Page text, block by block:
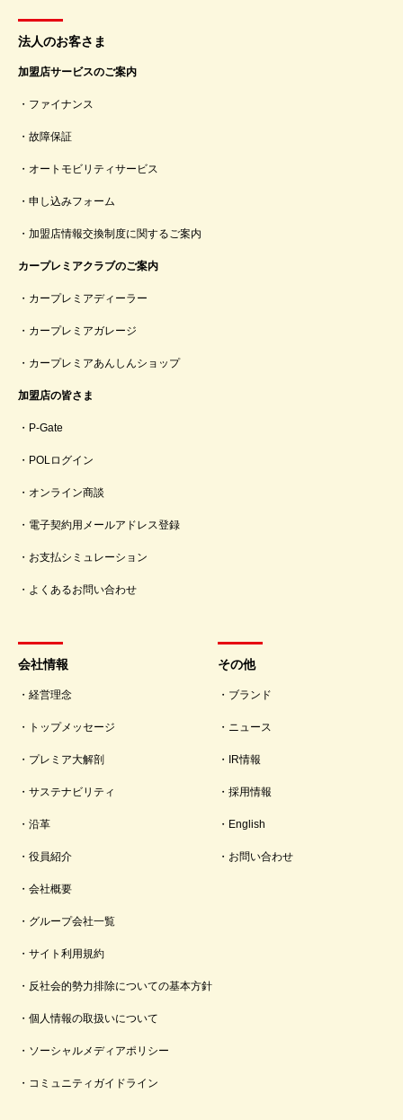
法人のお客さま
加盟店サービスのご案内
ファイナンス
故障保証
オートモビリティサービス
申し込みフォーム
加盟店情報交換制度に関するご案内
カープレミアクラブのご案内
カープレミアディーラー
カープレミアガレージ
カープレミアあんしんショップ
加盟店の皆さま
P-Gate
POLログイン
オンライン商談
電子契約用メールアドレス登録
お支払シミュレーション
よくあるお問い合わせ
会社情報
経営理念
トップメッセージ
プレミア大解剖
サステナビリティ
沿革
役員紹介
会社概要
グループ会社一覧
サイト利用規約
反社会的勢力排除についての基本方針
個人情報の取扱いについて
ソーシャルメディアポリシー
コミュニティガイドライン
その他
ブランド
ニュース
IR情報
採用情報
English
お問い合わせ